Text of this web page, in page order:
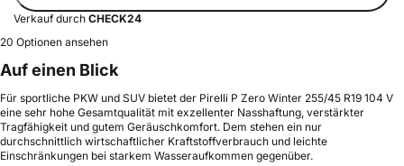
Verkauf durch CHECK24
20 Optionen ansehen
Auf einen Blick
Für sportliche PKW und SUV bietet der Pirelli P Zero Winter 255/45 R19 104 V
eine sehr hohe Gesamtqualität mit exzellenter Nasshaftung, verstärkter
Tragfähigkeit und gutem Geräuschkomfort. Dem stehen ein nur
durchschnittlich wirtschaftlicher Kraftstoffverbrauch und leichte
Einschränkungen bei starkem Wasseraufkommen gegenüber.